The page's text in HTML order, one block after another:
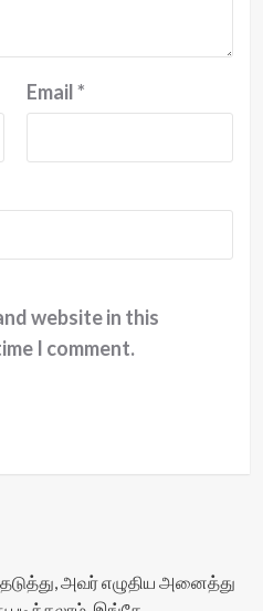
Email*
website in this
I comment.
அவர் எழுதிய அனைத்து